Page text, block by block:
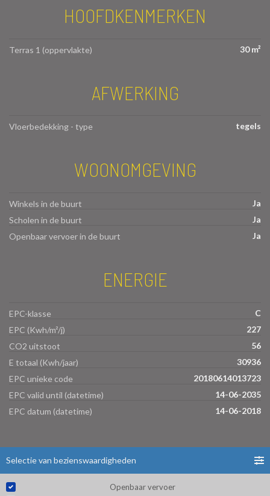
HOOFDKENMERKEN
Terras 1 (oppervlakte) 30 m²
AFWERKING
Vloerbedekking - type tegels
WOONOMGEVING
Winkels in de buurt
Ja
Scholen in de buurt
Ja
Openbaar vervoer in de buurt
Ja
ENERGIE
EPC-klasse
C
EPC (Kwh/m²/j)
227
CO2 uitstoot
56
E totaal (Kwh/jaar)
30936
EPC unieke code
20180614013723
EPC valid until (datetime)
14-06-2035
EPC datum (datetime)
14-06-2018
Selectie van bezienswaardigheden
Openbaar vervoer